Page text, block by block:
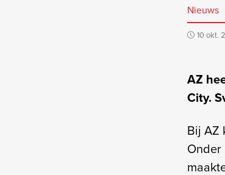
Nieuws
10 okt.
AZ
City.
Bij AZ
Onder